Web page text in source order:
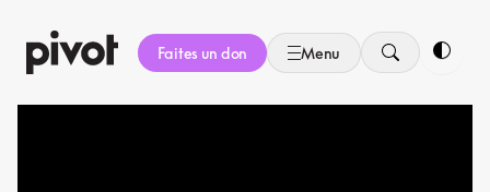
au
contenu
Faites un don Menu